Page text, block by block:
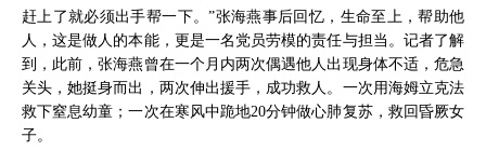
赶上了就必须出手帮一下。”张海燕事后回忆，生命至上，帮助他
人，这是做人的本能，更是一名党员劳模的责任与担当。记者了解
到，此前，张海燕曾在一个月内两次偶遇他人出现身体不适，危急
关头，她挺身而出，两次伸出援手，成功救人。一次用海姆立克法
救下窒息幼童；一次在寒风中跪地20分钟做心肺复苏，救回昏厥女
子。